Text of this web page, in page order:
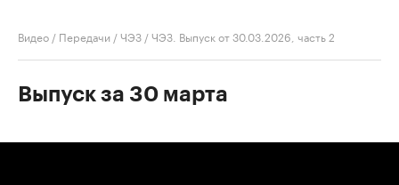
Видео / Передачи /ЧЭЗ /ЧЭЗ. Выпуск от 30.03.2026, часть 2
Выпуск за 30 марта